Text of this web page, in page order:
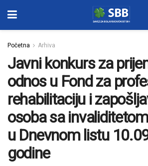
Početna Arhiva
Javni konkurs za
odnos u Fond za
rehabilitaciju i
osoba sa
u Dnevnom listu
godine